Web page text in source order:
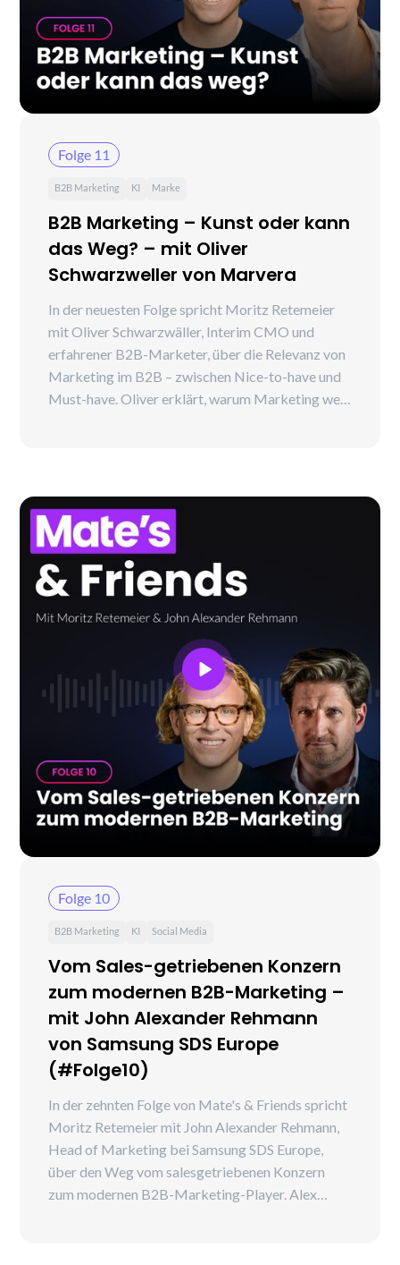
Folge 11
B2B Marketing KI Marke
B2B Marketing – Kunst oder kann
das Weg? – mit Oliver
Schwarzweller von Marvera
In der neuesten Folge spricht Moritz Retemeier
mit Oliver Schwarzwäller, Interim CMO und
erfahrener B2B-Marketer, über die Relevanz von
Marketing im B2B – zwischen Nice-to-have und
Must-have. Oliver erklärt, warum Marketing weit
viele B2B-Unternehmen durchlaufen müssen, um
Marketing als echten Growth-Treiber zu
verstehen.
Folge 10
B2B Marketing KI Social Media
Vom Sales-getriebenen Konzern
zum modernen B2B-Marketing –
mit John Alexander Rehmann
von Samsung SDS Europe
(#Folge10)
In der zehnten Folge von Mate's & Friends spricht
Moritz Retemeier mit John Alexander Rehmann,
Head of Marketing bei Samsung SDS Europe,
über den Weg vom salesgetriebenen Konzern
zum modernen B2B-Marketing-Player. Alex